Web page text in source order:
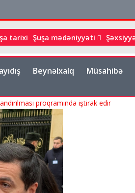
tarixi Şuşa mədəniyyəti
Beynəlxalq Müsahibə
proqramında iştirak edir